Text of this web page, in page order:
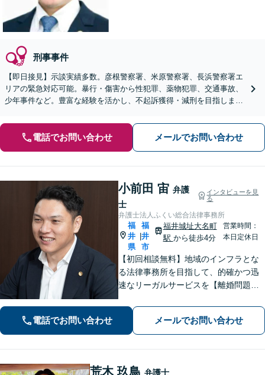
刑事事件
【即日接見】示談実績多数。彦根警察署、米原警察署、長浜警察署エ
リアの緊急対応可能。暴行・傷害から性犯罪、薬物犯罪、交通事故、
少年事件など。豊富な経験を活かし、不起訴獲得・減刑を目指します
電話でお問い合わせ メールでお問い合わせ
小前田 宙 弁護
士
インタビューを見
る
弁護士法人ふくい総合法律事務所
福
井
県
|
福
井
市
福井城址大名町
駅 から徒歩4分
営業時間：
本日定休日
【初回相談無料】地域のインフラとな
る法律事務所を目指して、的確かつ迅
速なリーガルサービスを【離婚問題】
お任せください【相続問題】福井密着
型事務所として地域特性を活かしたア
ドバイスを【福井駅7分】
電話でお問い合わせ メールでお問い合わせ
荒木 玖鳥 弁護士